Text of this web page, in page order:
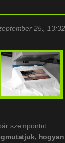
25., 13:32
szempontot
hogyan